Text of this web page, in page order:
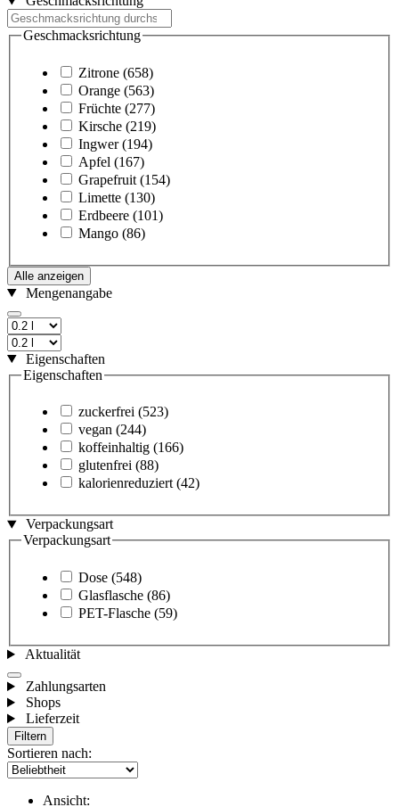
Geschmacksrichtung
Zitrone (658)
Orange (563)
Früchte (277)
Kirsche (219)
Ingwer (194)
Apfel (167)
Grapefruit (154)
Limette (130)
Erdbeere (101)
Mango (86)
Alle anzeigen
Mengenangabe
Eigenschaften
Eigenschaften
zuckerfrei (523)
vegan (244)
koffeinhaltig (166)
glutenfrei (88)
kalorienreduziert (42)
Verpackungsart
Verpackungsart
Dose (548)
Glasflasche (86)
PET-Flasche (59)
Aktualität
Zahlungsarten
Shops
Lieferzeit
Filtern
Sortieren nach:
Ansicht: